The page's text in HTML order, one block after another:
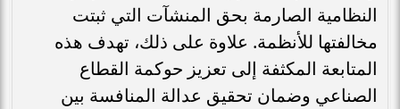
النظامية الصارمة بحق المنشآت التي ثبتت
مخالفتها للأنظمة. علاوة على ذلك، تهدف هذه
المتابعة المكثفة إلى تعزيز حوكمة القطاع
الصناعي وضمان تحقيق عدالة المنافسة بين